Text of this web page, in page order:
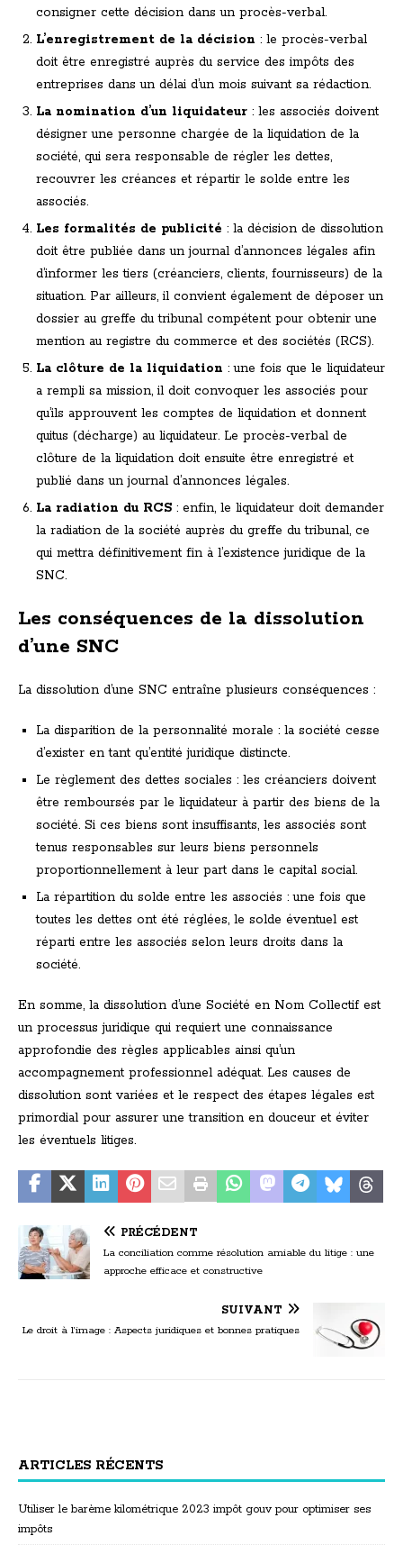
consigner cette décision dans un procès-verbal.
L’enregistrement de la décision : le procès-verbal
doit être enregistré auprès du service des impôts des
entreprises dans un délai d’un mois suivant sa rédaction.
La nomination d’un liquidateur : les associés doivent
désigner une personne chargée de la liquidation de la
société, qui sera responsable de régler les dettes,
recouvrer les créances et répartir le solde entre les
associés.
Les formalités de publicité : la décision de dissolution
doit être publiée dans un journal d’annonces légales afin
d’informer les tiers (créanciers, clients, fournisseurs) de la
situation. Par ailleurs, il convient également de déposer un
dossier au greffe du tribunal compétent pour obtenir une
mention au registre du commerce et des sociétés (RCS).
La clôture de la liquidation : une fois que le liquidateur
a rempli sa mission, il doit convoquer les associés pour
qu’ils approuvent les comptes de liquidation et donnent
quitus (décharge) au liquidateur. Le procès-verbal de
clôture de la liquidation doit ensuite être enregistré et
publié dans un journal d’annonces légales.
La radiation du RCS : enfin, le liquidateur doit demander
la radiation de la société auprès du greffe du tribunal, ce
qui mettra définitivement fin à l’existence juridique de la
SNC.
Les conséquences de la dissolution
d’une SNC
La dissolution d’une SNC entraîne plusieurs conséquences :
La disparition de la personnalité morale : la société cesse
d’exister en tant qu’entité juridique distincte.
Le règlement des dettes sociales : les créanciers doivent
être remboursés par le liquidateur à partir des biens de la
société. Si ces biens sont insuffisants, les associés sont
tenus responsables sur leurs biens personnels
proportionnellement à leur part dans le capital social.
La répartition du solde entre les associés : une fois que
toutes les dettes ont été réglées, le solde éventuel est
réparti entre les associés selon leurs droits dans la
société.
En somme, la dissolution d’une Société en Nom Collectif est
un processus juridique qui requiert une connaissance
approfondie des règles applicables ainsi qu’un
accompagnement professionnel adéquat. Les causes de
dissolution sont variées et le respect des étapes légales est
primordial pour assurer une transition en douceur et éviter
les éventuels litiges.
PRÉCÉDENT
La conciliation comme résolution amiable du litige : une
approche efficace et constructive
SUIVANT
Le droit à l’image : Aspects juridiques et bonnes pratiques
ARTICLES RÉCENTS
Utiliser le barème kilométrique 2023 impôt gouv pour optimiser ses
impôts